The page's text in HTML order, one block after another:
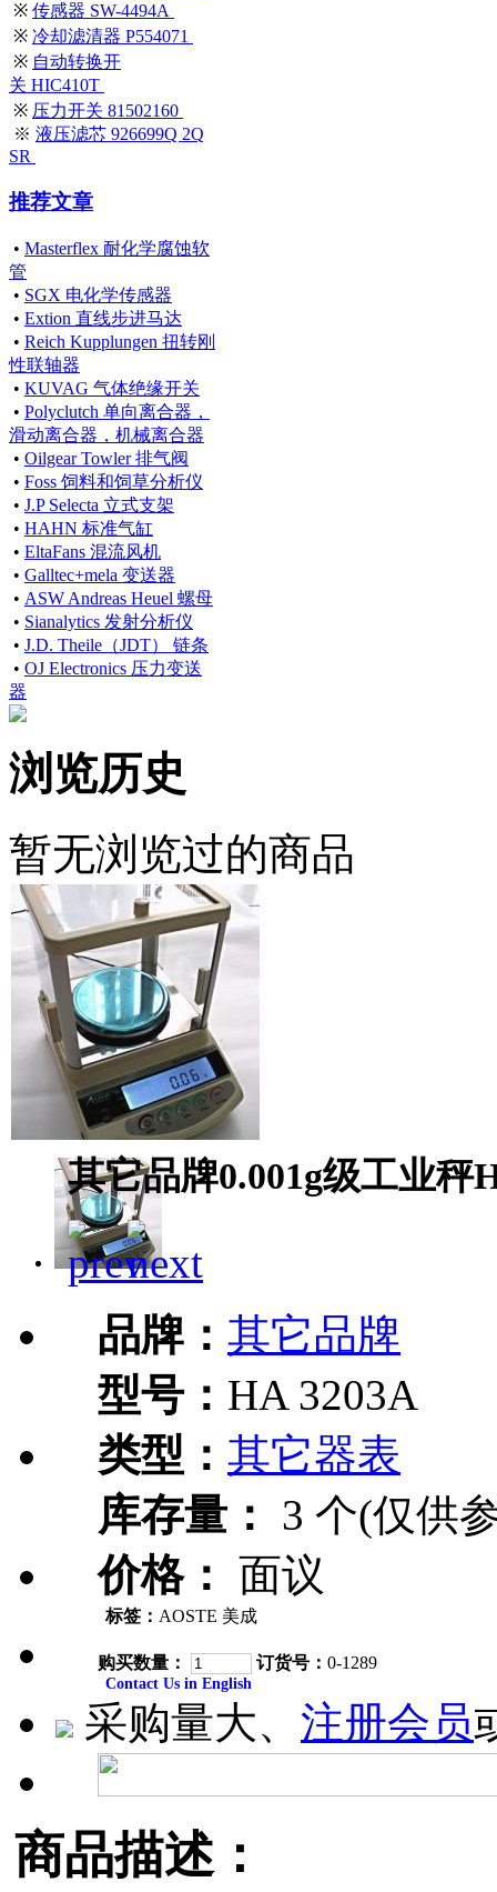
※ 传感器 SW-4494A
※ 冷却滤清器 P554071
※ 自动转换开
关 HIC410T
※ 压力开关 81502160
※ 液压滤芯 926699Q 2Q
SR
推荐文章
• Masterflex 耐化学腐蚀软
管
• SGX 电化学传感器
• Extion 直线步进马达
• Reich Kupplungen 扭转刚
性联轴器
• KUVAG 气体绝缘开关
• Polyclutch 单向离合器，
滑动离合器，机械离合器
• Oilgear Towler 排气阀
• Foss 饲料和饲草分析仪
• J.P Selecta 立式支架
• HAHN 标准气缸
• EltaFans 混流风机
• Galltec+mela 变送器
• ASW Andreas Heuel 螺母
• Sianalytics 发射分析仪
• J.D. Theile（JDT） 链条
• OJ Electronics 压力变送
器
浏览历史
暂无浏览过的商品
其它品牌0.001g级工业秤
品牌： 其它品牌
型号： HA 3203A
类型： 其它器表
库存量：
3 个(仅供
价格： 面议
标签： AOSTE 美成
购买数量： 订货号： 0-1289
Contact Us in English
采购量大、 注册会员
商品描述：